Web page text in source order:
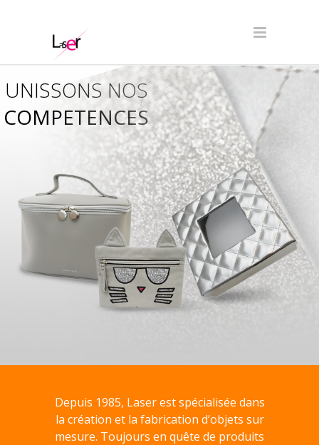
COMPETENCES
UNISSONS NOS
Depuis 1985, Laser est spécialisée dans
la création et la fabrication d’objets sur
mesure. Toujours en quête de produits